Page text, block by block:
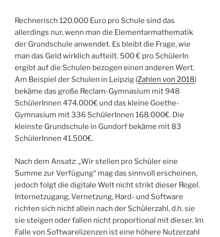
Rechnerisch 120.000 Euro pro Schule sind das
allerdings nur, wenn man die Elementarmathematik
der Grundschule anwendet. Es bleibt die Frage, wie
man das Geld wirklich aufteilt. 500 € pro SchülerIn
ergibt auf die Schulen bezogen einen anderen Wert.
Am Beispiel der Schulen in Leipzig (Zahlen von 2018)
bekäme das große Reclam-Gymnasium mit 948
SchülerInnen 474.000€ und das kleine Goethe-
Gymnasium mit 336 SchülerInnen 168.000€. Die
kleinste Grundschule in Gundorf bekäme mit 83
SchülerInnen 41.500€.
Nach dem Ansatz: „Wir stellen pro Schüler eine
Summe zur Verfügung“ mag das sinnvoll erscheinen,
jedoch folgt die digitale Welt nicht strikt dieser Regel.
Internetzugang, Vernetzung, Hard- und Software
richten sich nicht allein nach der Schülerzahl, d.h. sie
sie steigen oder fallen nicht proportional mit dieser. Im
Falle von Softwarelizenzen ist eine höhere Nutzerzahl